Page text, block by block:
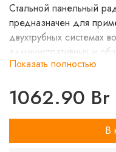
Стальной панельный
предназначен для
двухтрубных системах
административных и
Показать полностью
1062.90 Br
В